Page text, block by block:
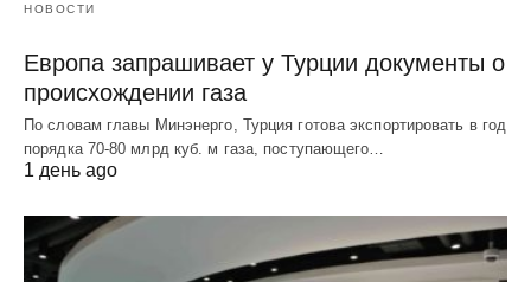
НОВОСТИ
Европа запрашивает у Турции документы о
происхождении газа
По словам главы Минэнерго, Турция готова экспортировать в год
порядка 70-80 млрд куб. м газа, поступающего…
1 день ago